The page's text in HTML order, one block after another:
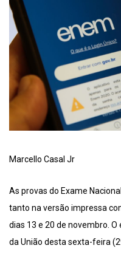
Marcello Casal Jr
As provas do Exame
tanto na versão impressa
dias 13 e 20 de novembro.
da União desta sexta-feira